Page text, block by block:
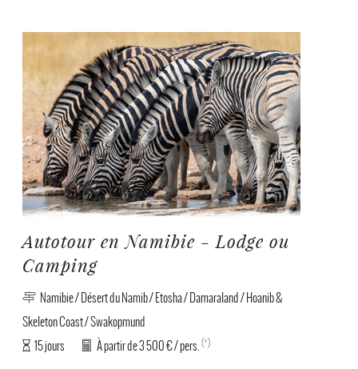
Autotour en Namibie - Lodge ou
Camping
Namibie / Désert du Namib / Etosha / Damaraland / Hoanib &
Skeleton Coast / Swakopmund
15 jours
À partir de 3 500 € / pers.(*)